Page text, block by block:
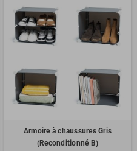
Armoire à chaussures Gris
(Reconditionné B)